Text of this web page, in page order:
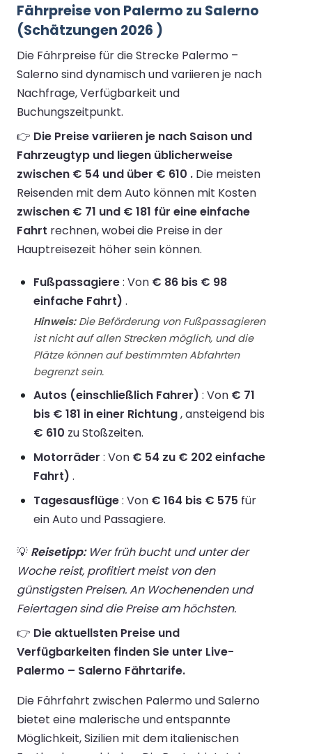
Fährpreise von Palermo zu Salerno
(Schätzungen 2026 )
Die Fährpreise für die Strecke Palermo –
Salerno sind dynamisch und variieren je nach
Nachfrage, Verfügbarkeit und
Buchungszeitpunkt.
👉 Die Preise variieren je nach Saison und
Fahrzeugtyp und liegen üblicherweise
zwischen € 54 und über € 610 . Die meisten
Reisenden mit dem Auto können mit Kosten
zwischen € 71 und € 181 für eine einfache
Fahrt rechnen, wobei die Preise in der
Hauptreisezeit höher sein können.
Fußpassagiere: Von € 86 bis € 98
einfache Fahrt) .
Hinweis:Die Beförderung von Fußpassagieren
ist nicht auf allen Strecken möglich, und die
Plätze können auf bestimmten Abfahrten
begrenzt sein.
Autos (einschließlich Fahrer) : Von € 71
bis € 181 in einer Richtung, ansteigend bis
€ 610 zu Stoßzeiten.
Motorräder : Von € 54 zu € 202 einfache
Fahrt) .
Tagesausflüge: Von € 164 bis € 575 für
ein Auto und Passagiere.
💡 Reisetipp:Wer früh bucht und unter der
Woche reist, profitiert meist von den
günstigsten Preisen. An Wochenenden und
Feiertagen sind die Preise am höchsten.
👉 Die aktuellsten Preise und
Verfügbarkeiten finden Sie unter Live-
Palermo – Salerno Fährtarife.
Die Fährfahrt zwischen Palermo und Salerno
bietet eine malerische und entspannte
Möglichkeit, Sizilien mit dem italienischen